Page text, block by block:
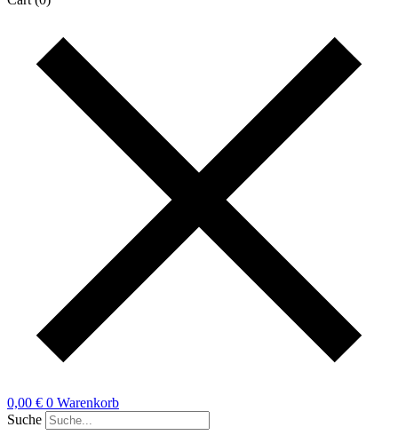
0,00 € 0 Warenkorb
Suche